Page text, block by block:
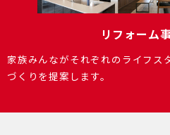
リフォーム
家族みんながそれぞれのライフス
づくりを提案します。